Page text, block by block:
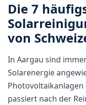
Die 7
von
In Aargau sind
Solarenergie
Photovoltaikanlagen
passiert nach der